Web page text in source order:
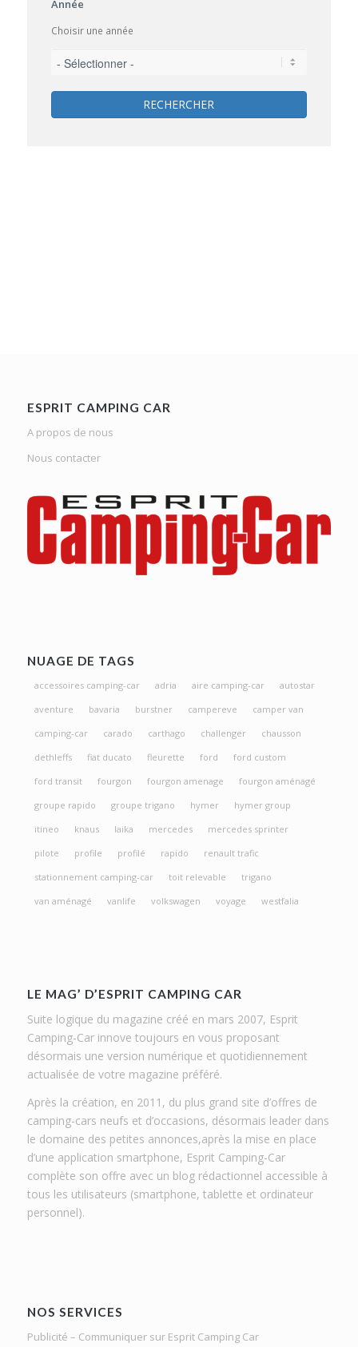
Année
Choisir une année
RECHERCHER
ESPRIT CAMPING CAR
A propos de nous
Nous contacter
NUAGE DE TAGS
accessoires camping-car adria aire camping-car
autostar
aventure
bavaria burstner campereve
camper van
camping-car
carado carthago challenger
chausson
dethleffs
fiat ducato fleurette ford
ford custom
ford transit
fourgon fourgon amenage
fourgon aménagé
groupe rapido
groupe trigano hymer
hymer group
itineo
knaus laika mercedes
mercedes sprinter
pilote
profile profilé rapido
renault trafic
stationnement camping-car
toit relevable
trigano
van aménagé
vanlife volkswagen voyage westfalia
LE MAG’ D’ESPRIT CAMPING CAR
Suite logique du magazine créé en mars 2007, Esprit
Camping-Car innove toujours en vous proposant
désormais une version numérique et quotidiennement
actualisée de votre magazine préféré.
Après la création, en 2011, du plus grand site d’offres de
camping-cars neufs et d’occasions, désormais leader dans
le domaine des petites annonces,après la mise en place
d’une application smartphone, Esprit Camping-Car
complète son offre avec un blog rédactionnel accessible à
tous les utilisateurs (smartphone, tablette et ordinateur
personnel).
NOS SERVICES
Publicité – Communiquer sur Esprit Camping Car